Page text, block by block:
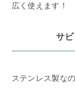
広く使えます！
サ
ステンレス製な